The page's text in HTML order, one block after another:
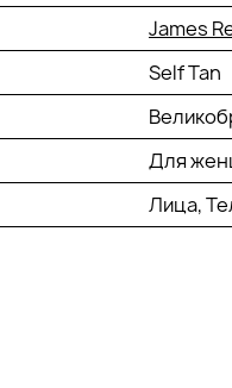
James
Self Tan
Для
Лица,